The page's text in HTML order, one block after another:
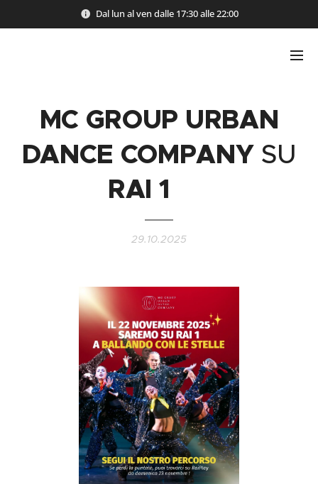
Dal lun al ven dalle 17:30 alle 22:00
MC GROUP URBAN
DANCE COMPANYSU
RAI 1
29.10.2025